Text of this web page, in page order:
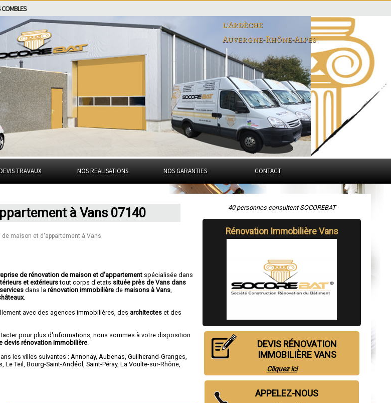
COMBLES
l'Ardèche
Auvergne-Rhône-Alpes
TRAVAUX NOS REALISATIONS NOS GARANTIES CONTACT
à Vans 07140
de maison et d'appartement à Vans
de rénovation de maison et d'appartement spécialisée dans
et extérieurstout corps d'etats située près de Vans dans
services dans larénovation immobilière demaisons à Vans
.
avec des agences immobilières, des architectes et des
pour plus d'informations, nous sommes à votre disposition
devis rénovation immobilière
les villes suivantes : Annonay, Aubenas ,Guilherand-Granges
,Le Teil ,Bourg-Saint-Andéol ,Saint-Péray,La Voulte-sur-Rhône
40 personnes consultent SOCOREBAT
Rénovation Immobilière Vans
DEVIS RÉNOVATION
IMMOBILIÈRE VANS
Cliquez ici
APPELEZ-NOUS